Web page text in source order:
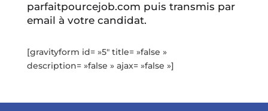
parfaitpourcejob.com puis transmis par
email à votre candidat.
[gravityform id= »5″ title= »false »
description= »false » ajax= »false »]